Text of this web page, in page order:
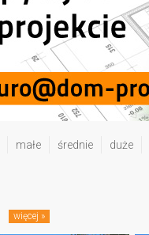
małe średnie duże